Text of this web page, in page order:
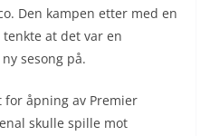
Den kampen etter med en
at det var en
sesong på.
for åpning av Premier
skulle spille mot